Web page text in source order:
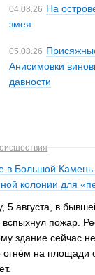
04.08.26 На
змея
05.08.26
Анисимовки
давности
в Большой Камень
колонии для
5 августа, в
пожар.
здание сейчас
огнём на площади